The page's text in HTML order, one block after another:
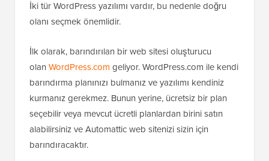
İki tür WordPress yazılımı vardır, bu nedenle doğru
olanı seçmek önemlidir.
İlk olarak, barındırılan bir web sitesi oluşturucu
olan WordPress.com geliyor. WordPress.com ile kendi
barındırma planınızı bulmanız ve yazılımı kendiniz
kurmanız gerekmez. Bunun yerine, ücretsiz bir plan
seçebilir veya mevcut ücretli planlardan birini satın
alabilirsiniz ve Automattic web sitenizi sizin için
barındıracaktır.